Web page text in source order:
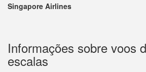
Singapore Airlines
Informações sobre voos
escalas